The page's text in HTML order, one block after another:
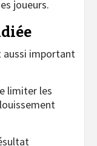
joueurs.
aussi important
limiter les